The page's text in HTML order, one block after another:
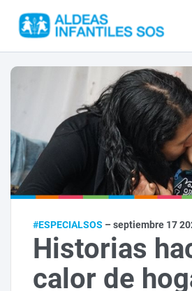
#ESPECIALSOS – septiembre 17
Historias
calor de